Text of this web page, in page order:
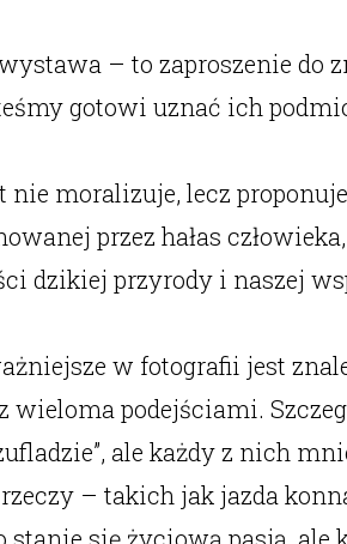
– to zaproszenie do
gotowi uznać ich
moralizuje, lecz
przez hałas człowieka,
dzikiej przyrody i naszej
w fotografii jest
podejściami.
ale każdy z nich
– takich jak jazda